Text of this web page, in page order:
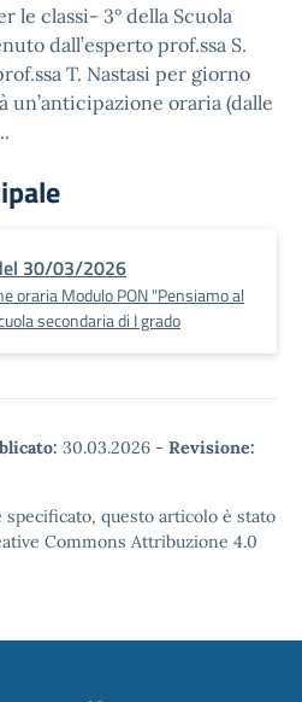
le classi- 3° della Scuola
dall’esperto prof.ssa S.
T. Nastasi per giorno
un’anticipazione oraria (dalle
30/03/2026
oraria Modulo PON "Pensiamo al
secondaria di I grado
30.03.2026 - Revisione:
questo articolo è stato
Commons Attribuzione 4.0